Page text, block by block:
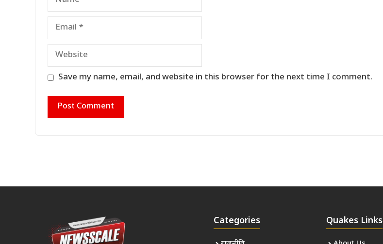
Email
Website
Save my name, email, and website in this browser for the next time I comment.
Categories Quakes Links